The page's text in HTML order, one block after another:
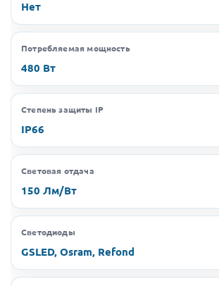
Нет
Потребляемая мощность
480 Вт
Степень защиты IP
IP66
Световая отдача
150 Лм/Вт
Светодиоды
GSLED, Osram, Refond